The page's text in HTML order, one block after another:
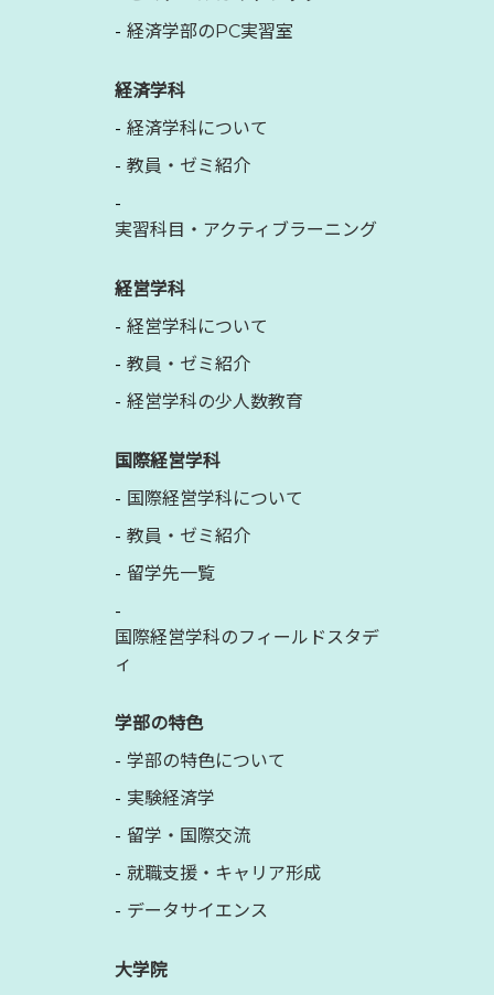
経済学部のPC実習室
経済学科
経済学科について
教員・ゼミ紹介
実習科目・アクティブラーニング
経営学科
経営学科について
教員・ゼミ紹介
経営学科の少人数教育
国際経営学科
国際経営学科について
教員・ゼミ紹介
留学先一覧
国際経営学科のフィールドスタデ
ィ
学部の特色
学部の特色について
実験経済学
留学・国際交流
就職支援・キャリア形成
データサイエンス
大学院